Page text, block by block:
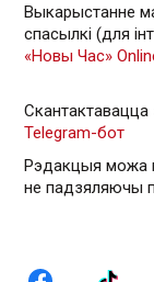
Выкарыстанне
спасылкі (для
«Новы Час»
Telegram-бот
Рэдакцыя можа
не падзяляючы